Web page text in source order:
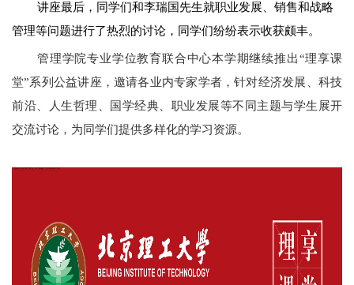
讲座最后，同学们和李瑞国先生就职业发展、销售和战略
管理等问题进行了热烈的讨论，同学们纷纷表示收获颇丰。
管理学院专业学位教育联合中心本学期继续推出“理享课
堂”系列公益讲座，邀请各业内专家学者，针对经济发展、科技
前沿、人生哲理、国学经典、职业发展等不同主题与学生展开
交流讨论，为同学们提供多样化的学习资源。